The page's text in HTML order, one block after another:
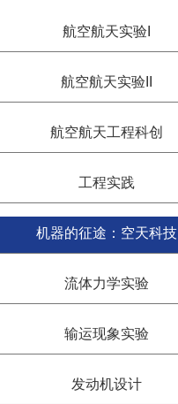
航空航天实验I
航空航天实验II
航空航天工程科创
工程实践
机器的征途：空天科技
流体力学实验
输运现象实验
发动机设计